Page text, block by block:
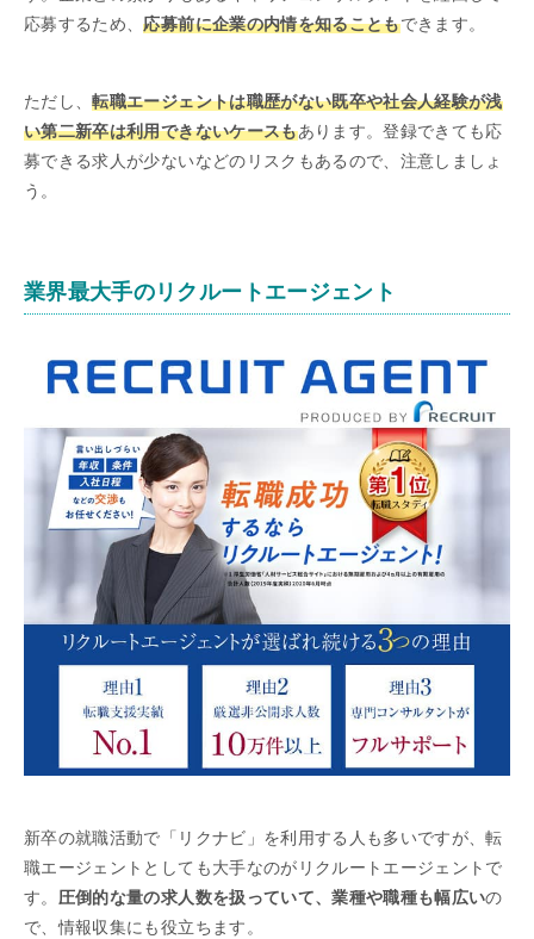
応募するため、応募前に企業の内情を知ることもできます。
ただし、転職エージェントは職歴がない既卒や社会人経験が浅
い第二新卒は利用できないケースもあります。登録できても応
募できる求人が少ないなどのリスクもあるので、注意しましょ
う。
業界最大手のリクルートエージェント
新卒の就職活動で「リクナビ」を利用する人も多いですが、転
職エージェントとしても大手なのがリクルートエージェントで
す。 圧倒的な量の求人数を扱っていて、業種や職種も幅広いの
で、情報収集にも役立ちます。